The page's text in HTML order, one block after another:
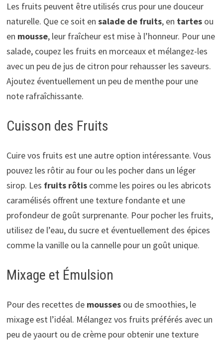
Les fruits peuvent être utilisés crus pour une douceur
naturelle. Que ce soit ensalade de fruits, en tartes ou
en mousse, leur fraîcheur est mise à l’honneur. Pour une
salade, coupez les fruits en morceaux et mélangez-les
avec un peu de jus de citron pour rehausser les saveurs.
Ajoutez éventuellement un peu de menthe pour une
note rafraîchissante.
Cuisson des Fruits
Cuire vos fruits est une autre option intéressante. Vous
pouvez les rôtir au four ou les pocher dans un léger
sirop. Les fruits rôtis comme les poires ou les abricots
caramélisés offrent une texture fondante et une
profondeur de goût surprenante. Pour pocher les fruits,
utilisez de l’eau, du sucre et éventuellement des épices
comme la vanille ou la cannelle pour un goût unique.
Mixage et Émulsion
Pour des recettes de mousses ou de smoothies, le
mixage est l’idéal. Mélangez vos fruits préférés avec un
peu de yaourt ou de crème pour obtenir une texture